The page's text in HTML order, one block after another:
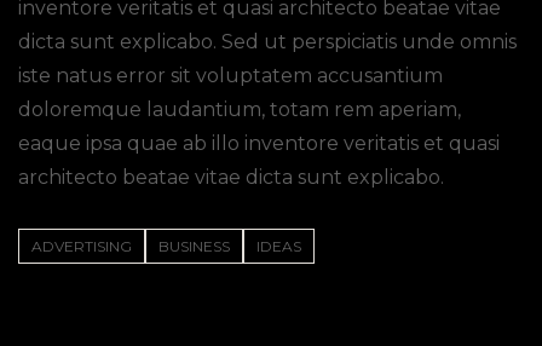
inventore veritatis et quasi architecto beatae vitae
dicta sunt explicabo. Sed ut perspiciatis unde omnis
iste natus error sit voluptatem accusantium
doloremque laudantium, totam rem aperiam,
eaque ipsa quae ab illo inventore veritatis et quasi
architecto beatae vitae dicta sunt explicabo.
ADVERTISING BUSINESS IDEAS